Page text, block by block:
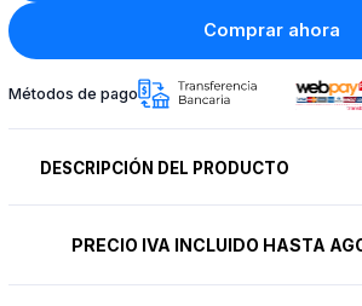
Comprar ahora
Métodos de pago
DESCRIPCIÓN DEL PRODUCTO
PRECIO IVA INCLUIDO HASTA